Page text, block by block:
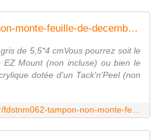
fdstnm062-tampon-non-monte-feuille-de-decembre Fée du scrap
de 5,5*4 cmVous pourrez soit le
Mount (non incluse) ou bien le
dotée d'un Tack'n'Peel (non